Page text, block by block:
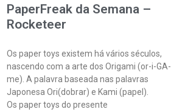
PaperFreak da Semana –
Rocketeer
Os paper toys existem há vários séculos,
nascendo com a arte dos Origami (or-i-GA-
me). A palavra baseada nas palavras
Japonesa Ori(dobrar) e Kami (papel).
Os paper toys do presente